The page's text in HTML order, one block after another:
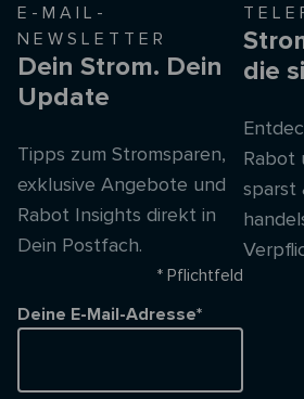
E-MAIL-
NEWSLETTER
Dein Strom. Dein
Update
Tipps zum Stromsparen,
exklusive Angebote und
Rabot Insights direkt in
Dein Postfach.
* Pflichtfeld
Deine E-Mail-Adresse*
die
Rabot
sparst